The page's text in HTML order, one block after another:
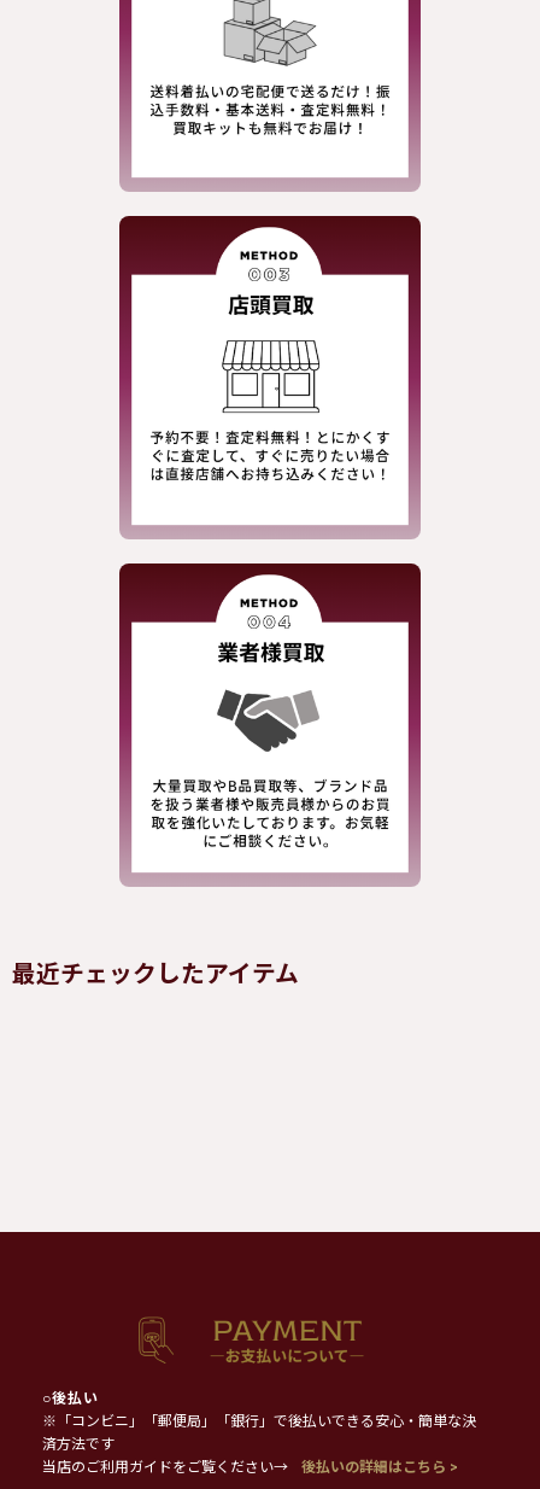
最近チェックしたアイテム
○後払い
※「コンビニ」「郵便局」「銀行」で後払いできる安心・簡単な決
済方法です
当店のご利用ガイドをご覧ください→
後払いの詳細はこちら >